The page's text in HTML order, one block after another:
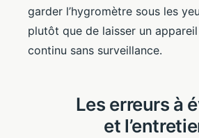
garder l’hygromètre sous les
plutôt que de laisser un
continu sans surveillance.
Les erreurs à
et